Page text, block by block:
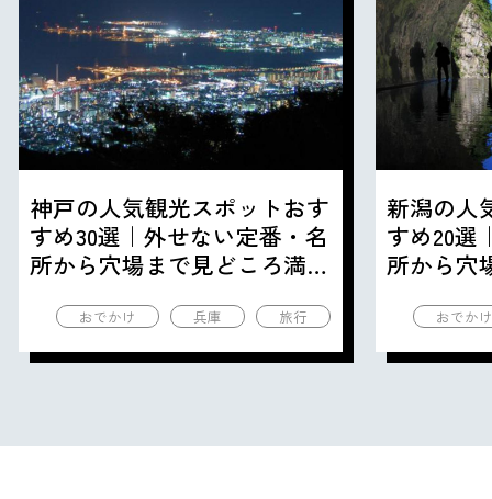
神戸の人気観光スポットおす
すめ30選｜外せない定番・名
所から穴場まで見どころ満載
おでかけ 兵庫 旅行
新潟の人
すめ20選
所から穴
おでか